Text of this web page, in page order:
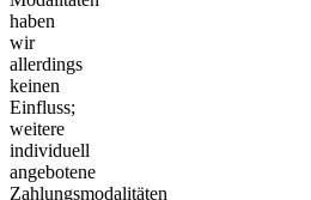
haben
wir
allerdings
keinen
Einfluss;
weitere
individuell
angebotene
Zahlungsmodalitäten